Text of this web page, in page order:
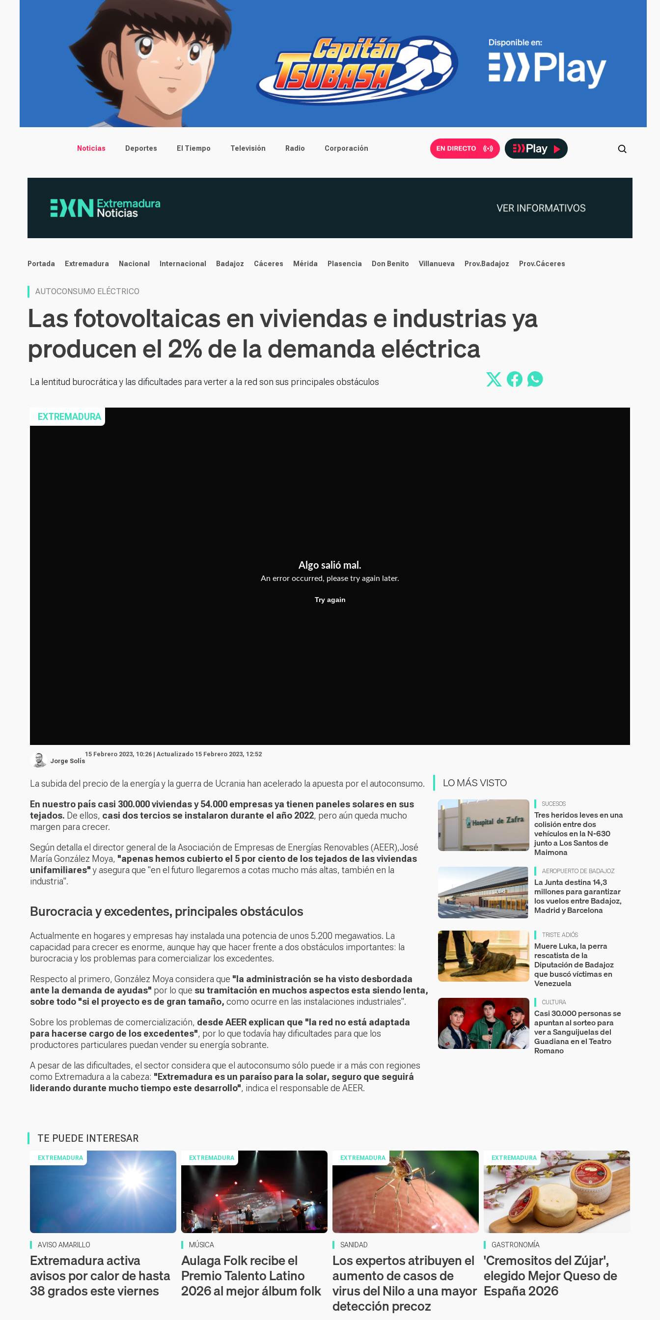
Main menu
Noticias Deportes El Tiempo Televisión Radio Corporación
noticias
Portada Extremadura Nacional Internacional Badajoz Cáceres Mérida Plasencia Don Benito Villanueva Prov.Badajoz Prov.Cáceres
AUTOCONSUMO ELÉCTRICO
Las fotovoltaicas en viviendas e industrias ya
producen el 2% de la demanda eléctrica
La lentitud burocrática y las dificultades para verter a la red son sus principales obstáculos
EXTREMADURA
Jorge Solís
15 Febrero 2023, 10:26 | Actualizado 15 Febrero 2023, 12:52
La subida del precio de la energía y la guerra de Ucrania han acelerado la apuesta por el autoconsumo.
En nuestro país casi 300.000 viviendas y 54.000 empresas ya tienen paneles solares en sus
tejados. De ellos, casi dos tercios se instalaron durante el año 2022, pero aún queda mucho
margen para crecer.
Según detallael director general de la Asociación de Empresas de Energías Renovables (AEER),José
María González Moya, "apenas hemos cubierto el 5 por ciento de los tejados de las viviendas
unifamiliares"y asegura que "en el futuro llegaremos a cotas mucho más altas, también en la
industria".
Burocracia y excedentes, principales obstáculos
Actualmente en hogares y empresas hay instalada una potencia de unos 5.200 megawatios. La
capacidad para crecer es enorme, aunque hay que hacer frente a dos obstáculos importantes: la
burocracia y los problemas para comercializar los excedentes.
Respecto al primero, González Moya considera que "la administración se ha visto desbordada
ante la demanda de ayudas" por lo que su tramitación en muchos aspectos esta siendo lenta,
sobre todo "si el proyecto es de gran tamaño, como ocurre en las instalaciones industriales".
Sobre los problemas de comercialización, desde AEER explican que "la red no está adaptada
para hacerse cargo de los excedentes", por lo que todavía hay dificultades para que los
productores particulares puedan vender su energía sobrante.
A pesar de las dificultades, el sector considera que el autoconsumo sólo puede ir a más con regiones
como Extremadura a la cabeza: "Extremadura es un paraíso para la solar, seguro que seguirá
liderando durante mucho tiempo este desarrollo", indica el responsable de AEER.
LO MÁS VISTO
SUCESOS
Tres heridos leves en una
colisión entre dos
vehículos en la N-630
junto a Los Santos de
Maimona
AEROPUERTO DE BADAJOZ
La Junta destina 14,3
millones para garantizar
los vuelos entre Badajoz,
Madrid y Barcelona
TRISTE ADIÓS
Muere Luka, la perra
rescatista de la
Diputación de Badajoz
que buscó víctimas en
Venezuela
CULTURA
Casi 30.000 personas se
apuntan al sorteo para
ver a Sanguijuelas del
Guadiana en el Teatro
Romano
TE PUEDE INTERESAR
EXTREMADURA
AVISO AMARILLO
Extremadura activa
avisos por calor de hasta
38 grados este viernes
EXTREMADURA
MÚSICA
Aulaga Folk recibe el
Premio Talento Latino
2026 al mejor álbum folk
EXTREMADURA
SANIDAD
Los expertos atribuyen el
aumento de casos de
virus del Nilo a una mayor
detección precoz
EXTREMADURA
GASTRONOMÍA
'Cremositos del Zújar',
elegido Mejor Queso de
España 2026